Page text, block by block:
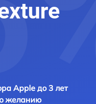
Apple до 3 лет
желанию